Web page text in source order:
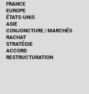
FRANCE
EUROPE
ÉTATS-UNIS
ASIE
CONJONCTURE/MARCHÉS
RACHAT
STRATÉGIE
ACCORD
RESTRUCTURATION